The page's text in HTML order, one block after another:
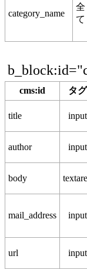
category_name
全
て
cms:id タグ
title input
author input
body
mail_address input
url input